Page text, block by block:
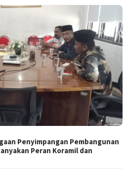
Penyimpangan Pembangunan
Peran Koramil dan